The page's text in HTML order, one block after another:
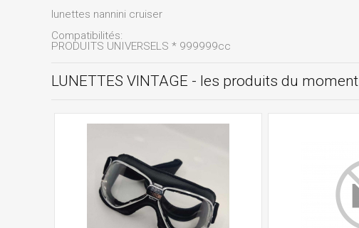
lunettes nannini cruiser
Compatibilités:
PRODUITS UNIVERSELS * 999999cc
LUNETTES VINTAGE - les produits du moment